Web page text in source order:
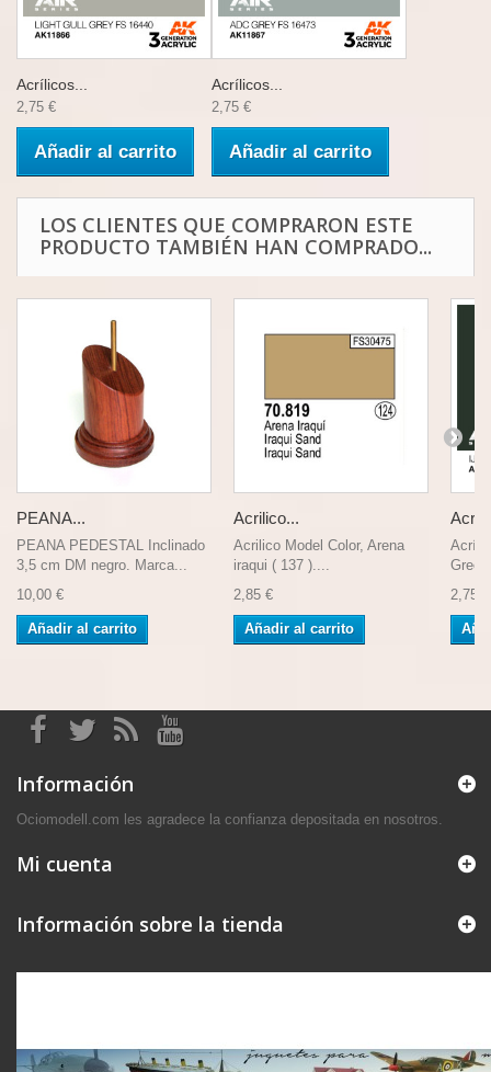
Acrílicos...
2,75 €
Añadir al carrito
Acrílicos...
2,75 €
Añadir al carrito
LOS CLIENTES QUE COMPRARON ESTE
PRODUCTO TAMBIÉN HAN COMPRADO...
PEANA...
PEANA PEDESTAL Inclinado
3,5 cm DM negro. Marca...
10,00 €
Añadir al carrito
Acrilico...
Acrilico Model Color, Arena
iraqui ( 137 )....
2,85 €
Añadir al carrito
2,75 €
Información
Ociomodell.com les agradece la confianza depositada en nosotros.
Mi cuenta
Información sobre la tienda